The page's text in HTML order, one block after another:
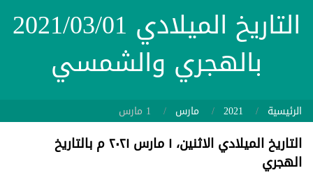
التاريخ الميلادي 2021/03/01
بالهجري والشمسي
الرئيسية 2021 مارس 1 مارس
التاريخ الميلادي الاثنين، ١ مارس ٢٠٢١ م بالتاريخ
الهجري